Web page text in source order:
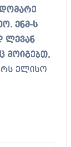
ენმ-ს
ლევან
მოიგებთ,
ელისო